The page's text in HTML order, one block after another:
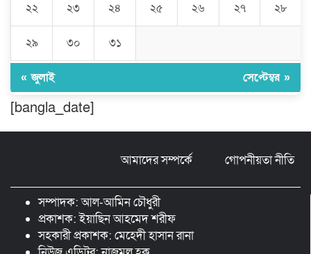
গ্রেফতার ১ সিল-স্টাম্প প্যাড জব্দ।
ফেন্সিডিল ও ৩২ হাজার টাকা উদ্ধার, আটক ১
মাদকবিরোধী ক্যাম্পেইন
২২ ২৩ ২৪ ২৫ ২৬ ২৭ ২৮
২৯ ৩০ ৩১
« জুলাই সেপ্টেম্বর »
[bangla_date]
আমাদের সম্পর্কে গোপনীয়তা নীতি
সম্পাদক: আল-আমিন চৌধুরী
প্রকাশক: ইয়াছিন আহমেদ শরীফ
সহকারী প্রকাশক: মেহেদী হাসান রানা